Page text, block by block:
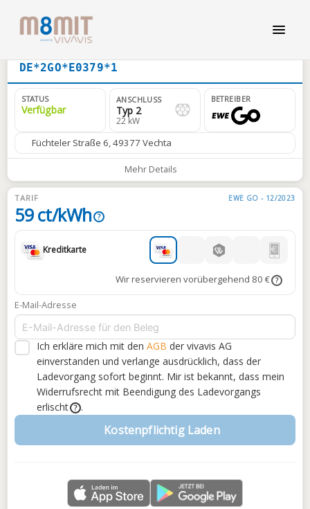
DE*2GO*E0379*1
STATUS
Verfügbar
ANSCHLUSS
Typ 2
22 kW
BETREIBER
Füchteler Straße 6, 49377 Vechta
Mehr Details
TARIF EWE GO - 12/2023
59 ct/kWh ?
Kreditkarte
Wir reservieren vorübergehend 80 € ?
E-Mail-Adresse
Ich erkläre mich mit den AGB der vivavis AG
einverstanden und verlange ausdrücklich, dass der
Ladevorgang sofort beginnt. Mir ist bekannt, dass mein
Widerrufsrecht mit Beendigung des Ladevorgangs
erlischt
? .
Kostenpflichtig Laden